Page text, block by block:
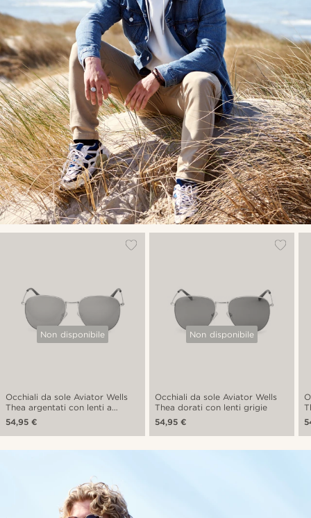
Non disponibile
Occhiali da sole Aviator Wells
Thea argentati con lenti a
specchio blu
54,95 €
Non disponibile
Occhiali da sole Aviator Wells
Thea dorati con lenti grigie
54,95 €